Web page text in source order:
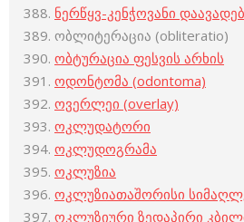
ნერწყვ-კენჭოვანი
ობლიტერაცია (obliteratio)
ობტურაცია ფესვის არხის
ოდონტომა (odontoma)
ოვერლეი (overlay)
ოკლუდატორი
ოკლუდოგრამა
ოკლუზია
ოკლუზიათაშორისი
ოკლუზიური ზედაპირი